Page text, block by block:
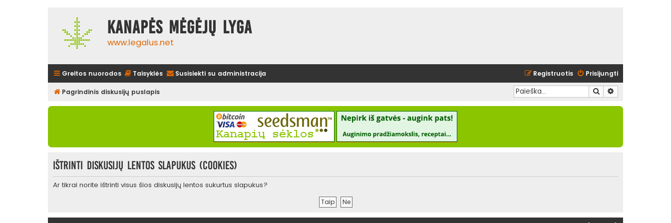
Kanapės mėgėjų lyga
www.legalus.net
Greitos nuorodos Taisyklės Susisiekti su administracija Prisijungti
Registruotis
Pagrindinis diskusijų puslapis Ieškoti
Ištrinti diskusijų lentos slapukus (cookies)
Ar tikrai norite ištrinti visus šios diskusijų lentos sukurtus slapukus?